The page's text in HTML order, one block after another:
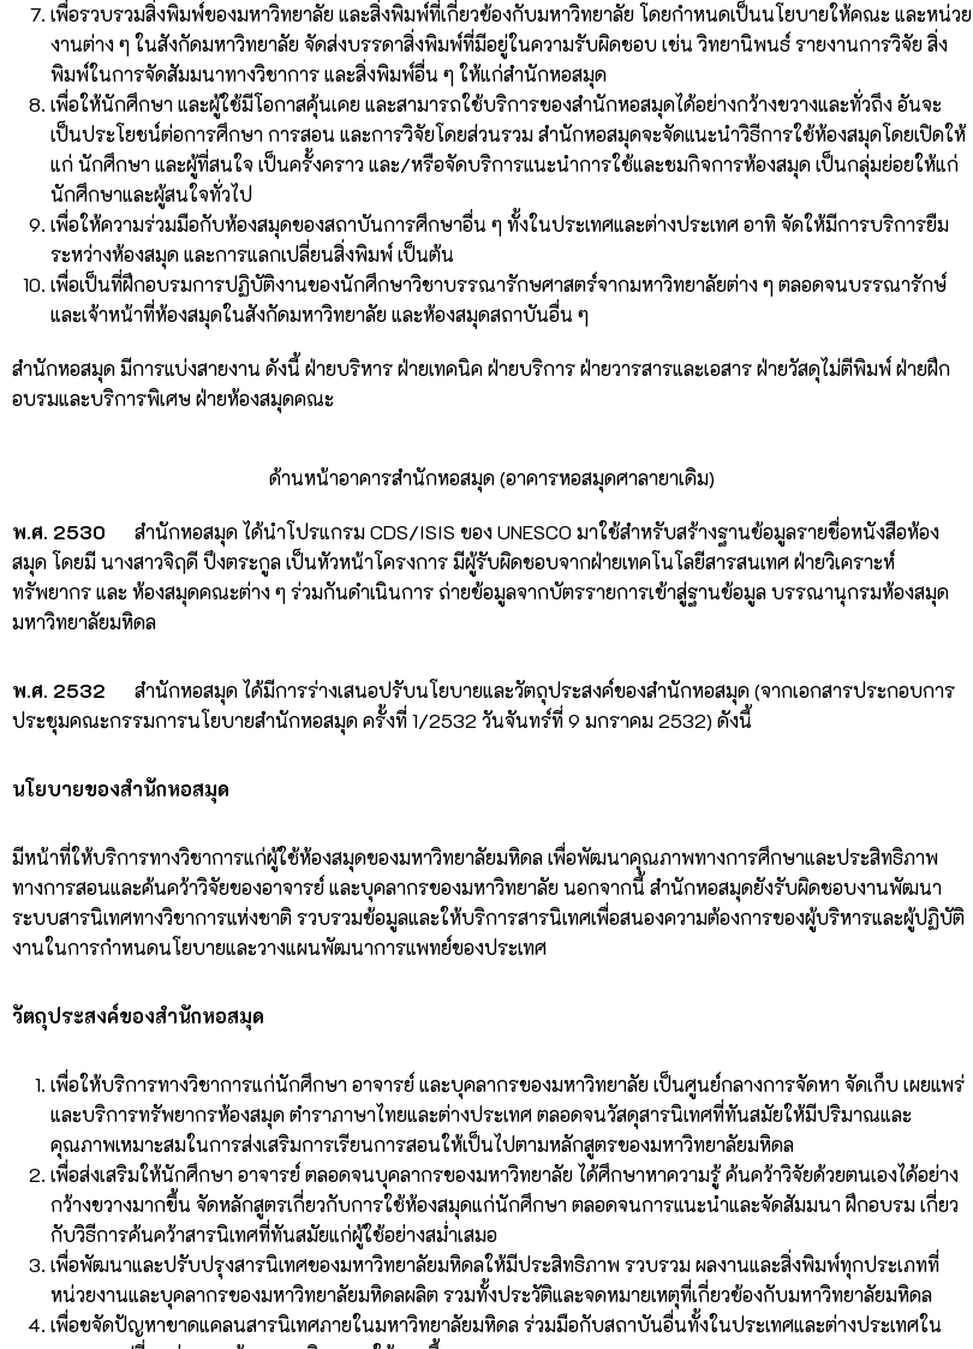
เพื่อรวบรวมสิ่งพิมพ์ของมหาวิทยาลัย และสิ่งพิมพ์ที่เกี่ยวข้องกับมหาวิทยาลัย โดยกำหนดเป็นนโยบายให้คณะ และหน่วย
งานต่าง ๆ ในสังกัดมหาวิทยาลัย จัดส่งบรรดาสิ่งพิมพ์ที่มีอยู่ในความรับผิดชอบ เช่น วิทยานิพนธ์ รายงานการวิจัย สิ่ง
พิมพ์ในการจัดสัมมนาทางวิชาการ และสิ่งพิมพ์อื่น ๆ ให้แก่สำนักหอสมุด
เพื่อให้นักศึกษา และผู้ใช้มีโอกาสคุ้นเคย และสามารถใช้บริการของสำนักหอสมุดได้อย่างกว้างขวางและทั่วถึง อันจะ
เป็นประโยชน์ต่อการศึกษา การสอน และการวิจัยโดยส่วนรวม สำนักหอสมุดจะจัดแนะนำวิธีการใช้ห้องสมุดโดยเปิดให้
แก่ นักศึกษา และผู้ที่สนใจ เป็นครั้งคราว และ/หรือจัดบริการแนะนำการใช้และชมกิจการห้องสมุด เป็นกลุ่มย่อยให้แก่
นักศึกษาและผู้สนใจทั่วไป
เพื่อให้ความร่วมมือกับห้องสมุดของสถาบันการศึกษาอื่น ๆ ทั้งในประเทศและต่างประเทศ อาทิ จัดให้มีการบริการยืม
ระหว่างห้องสมุด และการแลกเปลี่ยนสิ่งพิมพ์ เป็นต้น
เพื่อเป็นที่ฝึกอบรมการปฏิบัติงานของนักศึกษาวิชาบรรณารักษศาสตร์จากมหาวิทยาลัยต่าง ๆ ตลอดจนบรรณารักษ์
และเจ้าหน้าที่ห้องสมุดในสังกัดมหาวิทยาลัย และห้องสมุดสถาบันอื่น ๆ
สำนักหอสมุด มีการแบ่งสายงาน ดังนี้ ฝ่ายบริหาร ฝ่ายเทคนิค ฝ่ายบริการ ฝ่ายวารสารและเอสาร ฝ่ายวัสดุไม่ตีพิมพ์ ฝ่ายฝึก
อบรมและบริการพิเศษ ฝ่ายห้องสมุดคณะ
ด้านหน้าอาคารสำนักหอสมุด (อาคารหอสมุดศาลายาเดิม)
พ.ศ. 2530 สำนักหอสมุด ได้นำโปรแกรม CDS/ISIS ของ UNESCO มาใช้สำหรับสร้างฐานข้อมูลรายชื่อหนังสือห้อง
สมุด โดยมี นางสาวจิฤดี ปึงตระกูล เป็นหัวหน้าโครงการ มีผู้รับผิดชอบจากฝ่ายเทคโนโลยีสารสนเทศ ฝ่ายวิเคราะห์
ทรัพยากร และ ห้องสมุดคณะต่าง ๆ ร่วมกันดำเนินการ ถ่ายข้อมูลจากบัตรรายการเข้าสู่ฐานข้อมูล บรรณานุกรมห้องสมุด
มหาวิทยาลัยมหิดล
พ.ศ. 2532 สำนักหอสมุด ได้มีการร่างเสนอปรับนโยบายและวัตถุประสงค์ของสำนักหอสมุด (จากเอกสารประกอบการ
ประชุมคณะกรรมการนโยบายสำนักหอสมุด ครั้งที่ 1/2532 วันจันทร์ที่ 9 มกราคม 2532) ดังนี้
นโยบายของสำนักหอสมุด
มีหน้าที่ให้บริการทางวิชาการแก่ผู้ใช้ห้องสมุดของมหาวิทยาลัยมหิดล เพื่อพัฒนาคุณภาพทางการศึกษาและประสิทธิภาพ
ทางการสอนและค้นคว้าวิจัยของอาจารย์ และบุคลากรของมหาวิทยาลัย นอกจากนี้ สำนักหอสมุดยังรับผิดชอบงานพัฒนา
ระบบสารนิเทศทางวิชาการแห่งชาติ รวบรวมข้อมูลและให้บริการสารนิเทศเพื่อสนองความต้องการของผู้บริหารและผู้ปฏิบัติ
งานในการกำหนดนโยบายและวางแผนพัฒนาการแพทย์ของประเทศ
วัตถุประสงค์ของสำนักหอสมุด
เพื่อให้บริการทางวิชาการแก่นักศึกษา อาจารย์ และบุคลากรของมหาวิทยาลัย เป็นศูนย์กลางการจัดหา จัดเก็บ เผยแพร่
และบริการทรัพยากรห้องสมุด ตำราภาษาไทยและต่างประเทศ ตลอดจนวัสดุสารนิเทศที่ทันสมัยให้มีปริมาณและ
คุณภาพเหมาะสมในการส่งเสริมการเรียนการสอนให้เป็นไปตามหลักสูตรของมหาวิทยาลัยมหิดล
เพื่อส่งเสริมให้นักศึกษา อาจารย์ ตลอดจนบุคลากรของมหาวิทยาลัย ได้ศึกษาหาความรู้ ค้นคว้าวิจัยด้วยตนเองได้อย่าง
กว้างขวางมากขึ้น จัดหลักสูตรเกี่ยวกับการใช้ห้องสมุดแก่นักศึกษา ตลอดจนการแนะนำและจัดสัมมนา ฝึกอบรม เกี่ยว
กับวิธีการค้นคว้าสารนิเทศที่ทันสมัยแก่ผู้ใช้อย่างสม่ำเสมอ
เพื่อพัฒนาและปรับปรุงสารนิเทศของมหาวิทยาลัยมหิดลให้มีประสิทธิภาพ รวบรวม ผลงานและสิ่งพิมพ์ทุกประเภทที่
หน่วยงานและบุคลากรของมหาวิทยาลัยมหิดลผลิต รวมทั้งประวัติและจดหมายเหตุที่เกี่ยวข้องกับมหาวิทยาลัยมหิดล
เพื่อขจัดปัญหาขาดแคลนสารนิเทศภายในมหาวิทยาลัยมหิดล ร่วมมือกับสถาบันอื่นทั้งในประเทศและต่างประเทศใน